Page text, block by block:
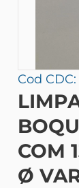
Cod
COM
Ø